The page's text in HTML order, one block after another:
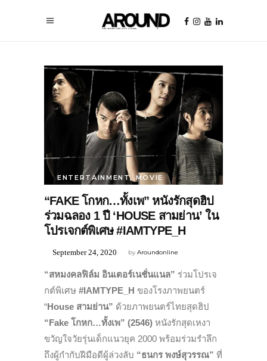
ENTERTAINMENT,MOVIE
“FAKE โกหก…ทั้งเพ” หนังรักสุดฮิป
ร่วมฉลอง 1 ปี ‘HOUSE สามย่าน’ ใน
โปรเจกต์พิเศษ #IAMTYPE_H
byAroundonline
September 24, 2020
“สหมงคลฟิล์ม อินเตอร์เนชั่นแนล” ร่วมโปรเจ
กต์พิเศษ #IAMTYPE_H ของโรงภาพยนตร์
“House สามย่าน” ด้วยภาพยนตร์ไทยสุดฮิป
“Fake โกหก…ทั้งเพ” (2546) หนังรักสุดเหงา
ขวัญใจวัยรุ่นเด็กแนวยุค 2000 พร้อมร่วมรำลึก
ถึงผู้กำกับฝีมือดีผู้ล่วงลับ “ธนกร พงษ์สุวรรณ” ที่